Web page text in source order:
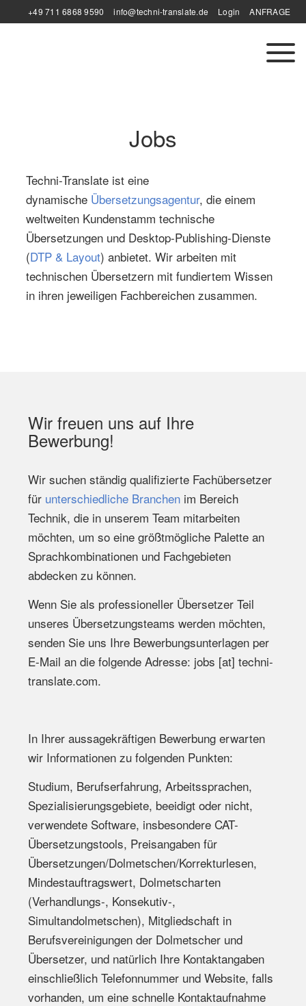
+49 711 6868 9590 info@techni-translate.de Login ANFRAGE
Jobs
Techni-Translate ist eine
dynamische Übersetzungsagentur, die einem
weltweiten Kundenstamm technische
Übersetzungen und Desktop-Publishing-Dienste
(DTP & Layout) anbietet. Wir arbeiten mit
technischen Übersetzern mit fundiertem Wissen
in ihren jeweiligen Fachbereichen zusammen.
Wir freuen uns auf Ihre
Bewerbung!
Wir suchen ständig qualifizierte Fachübersetzer
für unterschiedliche Branchen im Bereich
Technik, die in unserem Team mitarbeiten
möchten, um so eine größtmögliche Palette an
Sprachkombinationen und Fachgebieten
abdecken zu können.
Wenn Sie als professioneller Übersetzer Teil
unseres Übersetzungsteams werden möchten,
senden Sie uns Ihre Bewerbungsunterlagen per
E-Mail an die folgende Adresse: jobs [at] techni-
translate.com.
In Ihrer aussagekräftigen Bewerbung erwarten
wir Informationen zu folgenden Punkten:
Studium, Berufserfahrung, Arbeitssprachen,
Spezialisierungsgebiete, beeidigt oder nicht,
verwendete Software, insbesondere CAT-
Übersetzungstools, Preisangaben für
Übersetzungen/Dolmetschen/Korrekturlesen,
Mindestauftragswert, Dolmetscharten
(Verhandlungs-, Konsekutiv-,
Simultandolmetschen), Mitgliedschaft in
Berufsvereinigungen der Dolmetscher und
Übersetzer, und natürlich Ihre Kontaktangaben
einschließlich Telefonnummer und Website, falls
vorhanden, um eine schnelle Kontaktaufnahme